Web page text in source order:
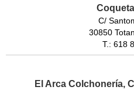
C/
30850
T.: 618
El Arca Colchonería,